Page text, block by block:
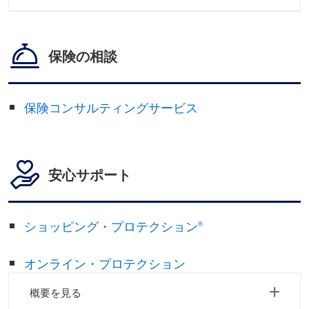
保険の相談
保険コンサルティングサービス
安心サポート
ショッピング・プロテクション®
オンライン・プロテクション
概要を見る